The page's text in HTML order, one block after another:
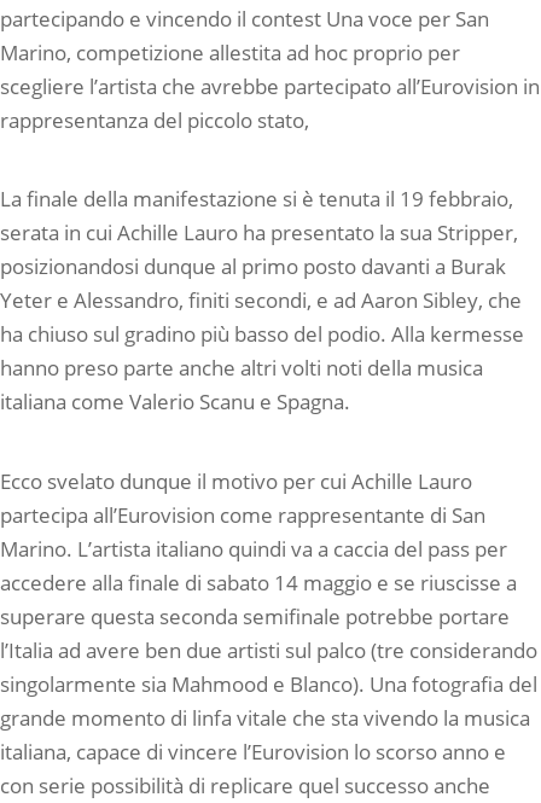
partecipando e vincendo il contest Una voce per San
Marino, competizione allestita ad hoc proprio per
scegliere l’artista che avrebbe partecipato all’Eurovision in
rappresentanza del piccolo stato,
La finale della manifestazione si è tenuta il 19 febbraio,
serata in cui Achille Lauro ha presentato la sua Stripper,
posizionandosi dunque al primo posto davanti a Burak
Yeter e Alessandro, finiti secondi, e ad Aaron Sibley, che
ha chiuso sul gradino più basso del podio. Alla kermesse
hanno preso parte anche altri volti noti della musica
italiana come Valerio Scanu e Spagna.
Ecco svelato dunque il motivo per cui Achille Lauro
partecipa all’Eurovision come rappresentante di San
Marino. L’artista italiano quindi va a caccia del pass per
accedere alla finale di sabato 14 maggio e se riuscisse a
superare questa seconda semifinale potrebbe portare
l’Italia ad avere ben due artisti sul palco (tre considerando
singolarmente sia Mahmood e Blanco). Una fotografia del
grande momento di linfa vitale che sta vivendo la musica
italiana, capace di vincere l’Eurovision lo scorso anno e
con serie possibilità di replicare quel successo anche